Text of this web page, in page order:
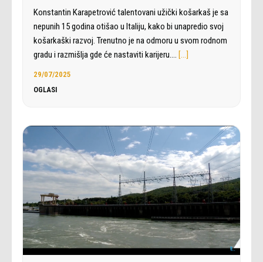
Konstantin Karapetrović talentovani užički košarkaš je sa
nepunih 15 godina otišao u Italiju, kako bi unapredio svoj
košarkaški razvoj. Trenutno je na odmoru u svom rodnom
gradu i razmišlja gde će nastaviti karijeru.… […]
29/07/2025
OGLASI